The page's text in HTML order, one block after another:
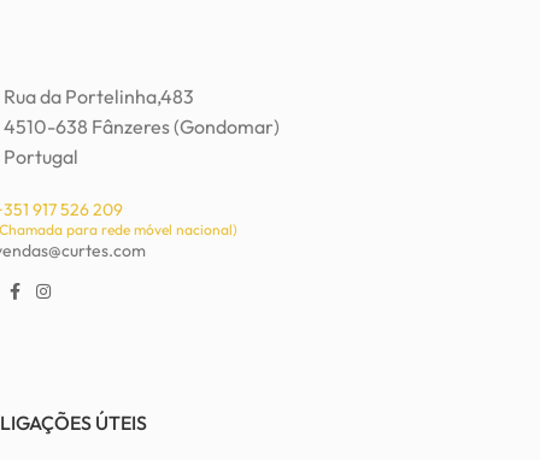
Rua da Portelinha,483
4510-638 Fânzeres (Gondomar)
Portugal
917 526 209
para rede móvel nacional)
LIGAÇÕES ÚTEIS